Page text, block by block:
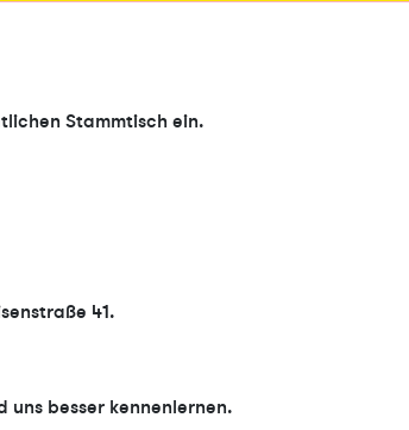
Stammtisch ein.
41.
besser kennenlernen.